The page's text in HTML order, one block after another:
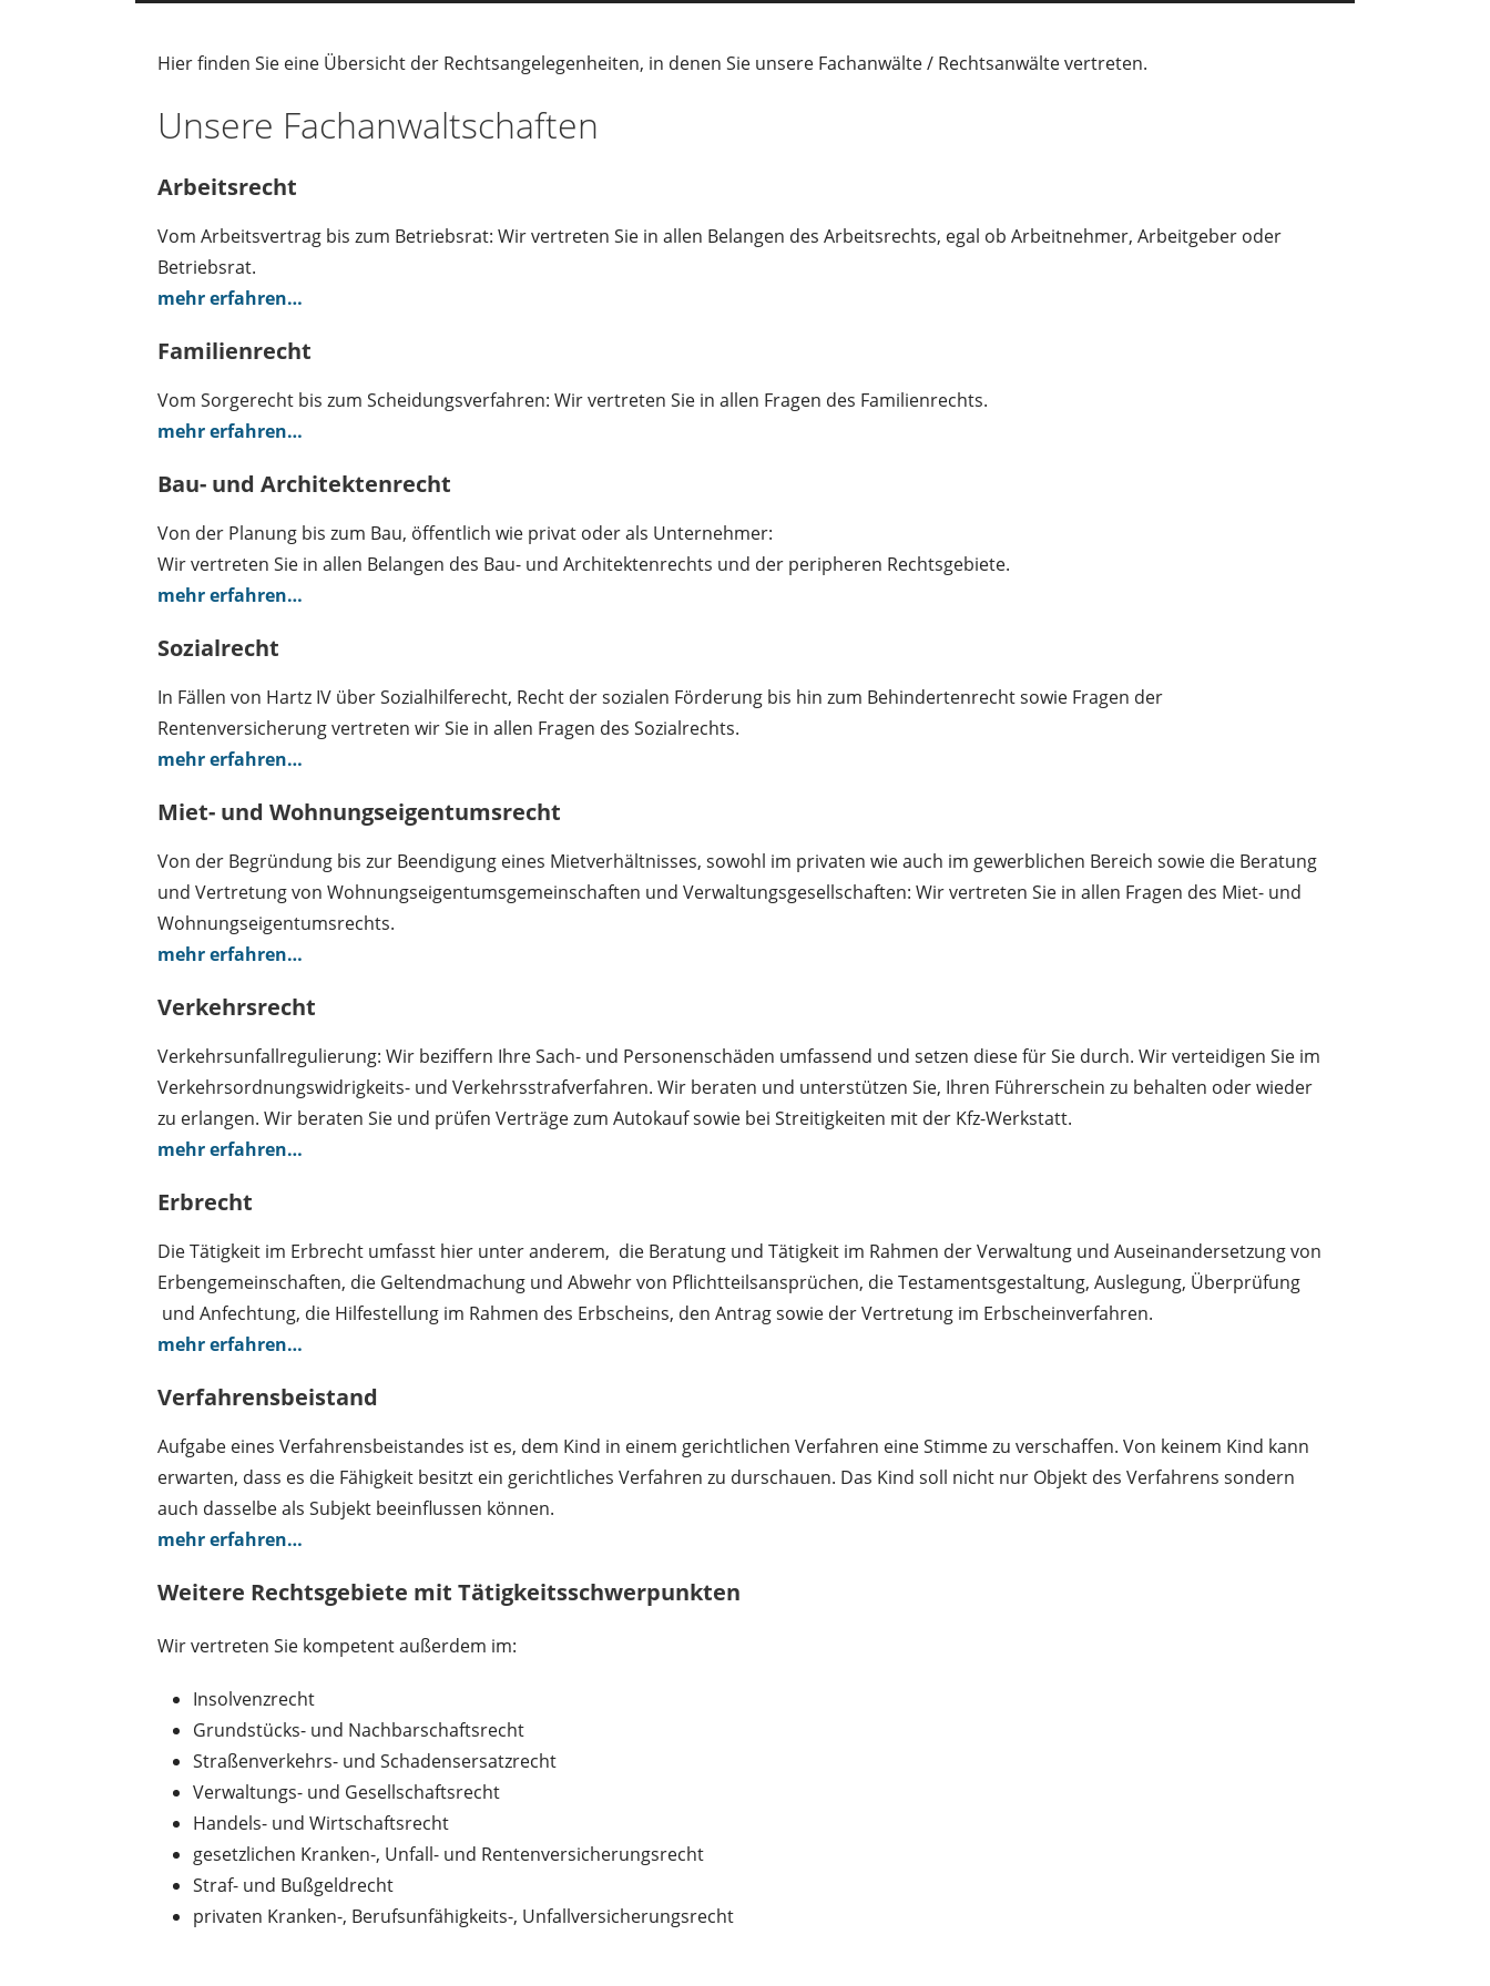
Hier finden Sie eine Übersicht der Rechtsangelegenheiten, in denen Sie unsere Fachanwälte / Rechtsanwälte vertreten.
Unsere Fachanwaltschaften
Arbeitsrecht
Vom Arbeitsvertrag bis zum Betriebsrat: Wir vertreten Sie in allen Belangen des Arbeitsrechts, egal ob Arbeitnehmer, Arbeitgeber oder
Betriebsrat.
mehr erfahren…
Familienrecht
Vom Sorgerecht bis zum Scheidungsverfahren: Wir vertreten Sie in allen Fragen des Familienrechts.
mehr erfahren…
Bau- und Architektenrecht
Von der Planung bis zum Bau, öffentlich wie privat oder als Unternehmer:
Wir vertreten Sie in allen Belangen des Bau- und Architektenrechts und der peripheren Rechtsgebiete.
mehr erfahren…
Sozialrecht
In Fällen von Hartz IV über Sozialhilferecht, Recht der sozialen Förderung bis hin zum Behindertenrecht sowie Fragen der
Rentenversicherung vertreten wir Sie in allen Fragen des Sozialrechts.
mehr erfahren…
Miet- und Wohnungseigentumsrecht
Von der Begründung bis zur Beendigung eines Mietverhältnisses, sowohl im privaten wie auch im gewerblichen Bereich sowie die Beratung
und Vertretung von Wohnungseigentumsgemeinschaften und Verwaltungsgesellschaften: Wir vertreten Sie in allen Fragen des Miet- und
Wohnungseigentumsrechts.
mehr erfahren…
Verkehrsrecht
Verkehrsunfallregulierung: Wir beziffern Ihre Sach- und Personenschäden umfassend und setzen diese für Sie durch. Wir verteidigen Sie im
Verkehrsordnungswidrigkeits- und Verkehrsstrafverfahren. Wir beraten und unterstützen Sie, Ihren Führerschein zu behalten oder wieder
zu erlangen. Wir beraten Sie und prüfen Verträge zum Autokauf sowie bei Streitigkeiten mit der Kfz-Werkstatt.
mehr erfahren…
Erbrecht
Die Tätigkeit im Erbrecht umfasst hier unter anderem, die Beratung und Tätigkeit im Rahmen der Verwaltung und Auseinandersetzung von
Erbengemeinschaften, die Geltendmachung und Abwehr von Pflichtteilsansprüchen, die Testamentsgestaltung, Auslegung, Überprüfung
und Anfechtung, die Hilfestellung im Rahmen des Erbscheins, den Antrag sowie der Vertretung im Erbscheinverfahren.
mehr erfahren…
Verfahrensbeistand
Aufgabe eines Verfahrensbeistandes ist es, dem Kind in einem gerichtlichen Verfahren eine Stimme zu verschaffen. Von keinem Kind kann
erwarten, dass es die Fähigkeit besitzt ein gerichtliches Verfahren zu durschauen. Das Kind soll nicht nur Objekt des Verfahrens sondern
auch dasselbe als Subjekt beeinflussen können.
mehr erfahren…
Weitere Rechtsgebiete mit Tätigkeitsschwerpunkten
Wir vertreten Sie kompetent außerdem im:
Insolvenzrecht
Grundstücks- und Nachbarschaftsrecht
Straßenverkehrs- und Schadensersatzrecht
Verwaltungs- und Gesellschaftsrecht
Handels- und Wirtschaftsrecht
gesetzlichen Kranken-, Unfall- und Rentenversicherungsrecht
Straf- und Bußgeldrecht
privaten Kranken-, Berufsunfähigkeits-, Unfallversicherungsrecht